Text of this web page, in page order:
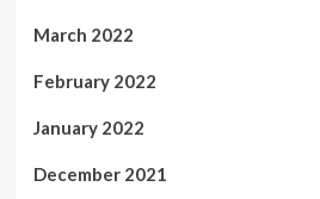
March 2022
February 2022
January 2022
December 2021